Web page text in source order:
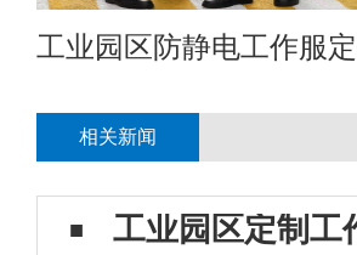
工业园区防静电工作服定
相关新闻
工业园区定制工